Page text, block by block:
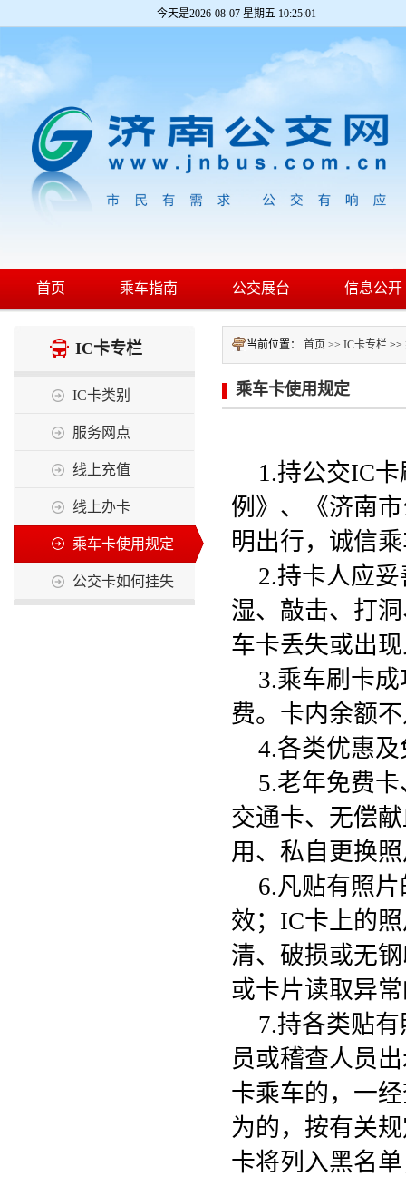
今天是2026-08-07 星期五 10:25:01
首页 乘车指南 公交展台 信息公开
IC卡专栏
IC卡类别
服务网点
线上充值
线上办卡
乘车卡使用规定
公交卡如何挂失
当前位置： 首页 >> IC卡专栏 >>
乘车卡使用规定
1.持公交IC
例》、《济南
明出行，诚信
2.持卡人应
湿、敲击、打
车卡丢失或出
3.乘车刷卡
费。卡内余额
4.各类优惠
5.老年免费
交通卡、无偿
用、私自更换
6.凡贴有照
效；IC卡上的
清、破损或无
或卡片读取异
7.持各类贴
员或稽查人员
卡乘车的，一
为的，按有关
卡将列入黑名